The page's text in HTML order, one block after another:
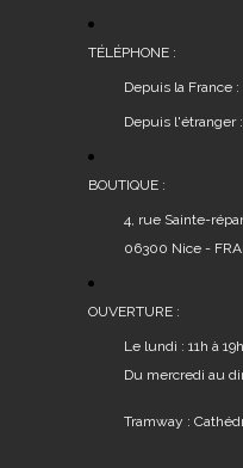
TÉLÉPHONE :
Depuis la France
Depuis l'étranger
BOUTIQUE :
4, rue Sainte-
06300 Nice -
OUVERTURE :
Le lundi : 11h à 19h
Du mercredi au
Tramway :